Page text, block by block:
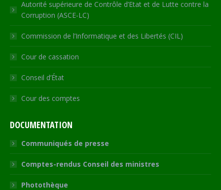
Autorité supérieure de Contrôle d’Etat et de Lutte contre la
Corruption (ASCE-LC)
Commission de l’Informatique et des Libertés (CIL)
Cour de cassation
Conseil d’État
Cour des comptes
DOCUMENTATION
Communiqués de presse
Comptes-rendus Conseil des ministres
Photothèque